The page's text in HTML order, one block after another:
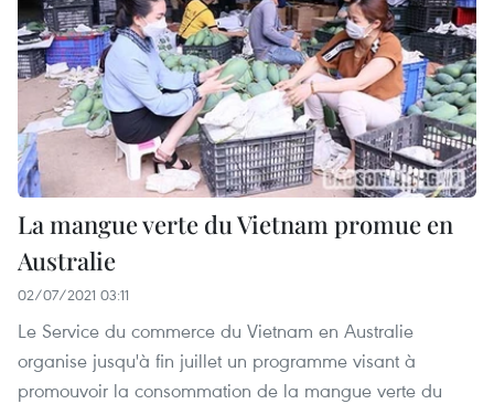
La mangue verte du Vietnam promue en
Australie
02/07/2021 03:11
Le Service du commerce du Vietnam en Australie
organise jusqu'à fin juillet un programme visant à
promouvoir la consommation de la mangue verte du